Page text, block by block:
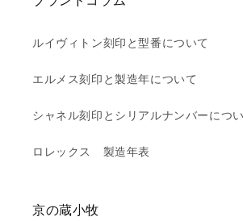
ルイヴィトン刻印と型番について
エルメス刻印と製造年について
シャネル刻印とシリアルナンバーにつ
ロレックス 製造年表
京の蔵小牧